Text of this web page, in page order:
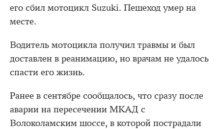
его сбил мотоцикл Suzuki. Пешеход умер на
месте.
Водитель мотоцикла получил травмы и был
доставлен в реанимацию, но врачам не удалось
спасти его жизнь.
Ранее в сентябре сообщалось, что сразу после
аварии на пересечении МКАД с
Волоколамским шоссе, в которой пострадали